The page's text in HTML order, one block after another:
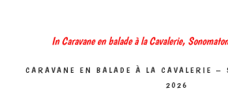
In Caravane en balade à la Cavalerie, Sonomaton
CARAVANE EN BALADE À LA CAVALERIE
2026